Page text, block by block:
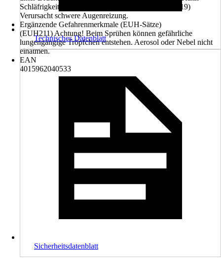
Schläfrigkeit und Benommenheit verursachen., (H319)
Verursacht schwere Augenreizung.
Ergänzende Gefahrenmerkmale (EUH-Sätze)
(EUH211) Achtung! Beim Sprühen können gefährliche
lungengängige Tröpfchen entstehen. Aerosol oder Nebel nicht
einatmen.
EAN
4015962040533
Technisches Datenblatt
Sicherheitsdatenblatt